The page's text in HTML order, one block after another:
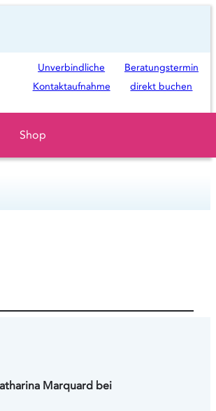
Shop
Unverbindliche
Kontaktaufnahme
Beratungstermin
direkt buchen
Ö
t
T
Marquard bei